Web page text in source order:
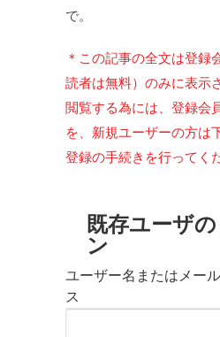
で。
＊この記事の全文は登録
読者は無料）のみに表示
閲覧する為には、登録会
を、新規ユーザーの方は
登録の手続きを行ってく
既存ユーザ
ン
ユーザー名またはメー
ス